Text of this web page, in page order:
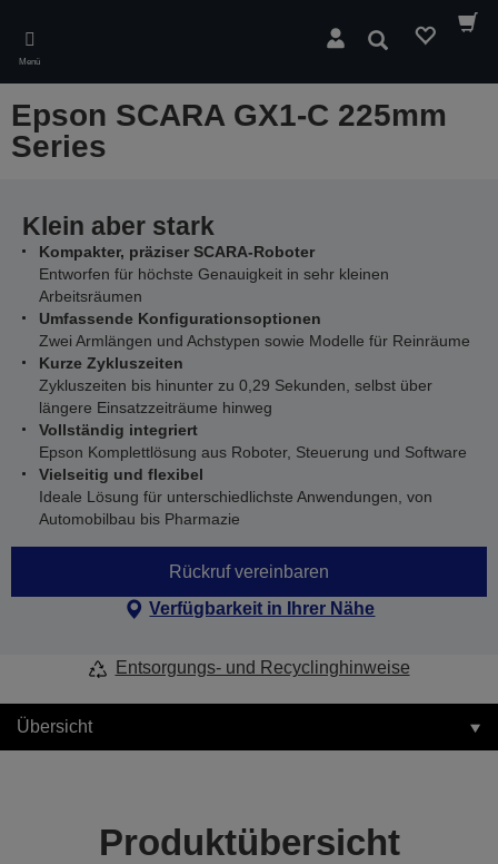
main
content
Menü
Suchen
Epson SCARA GX1-C 225mm
Series
Klein aber stark
Kompakter, präziser SCARA-Roboter
Entworfen für höchste Genauigkeit in sehr kleinen
Arbeitsräumen
Umfassende Konfigurationsoptionen
Zwei Armlängen und Achstypen sowie Modelle für Reinräume
Kurze Zykluszeiten
Zykluszeiten bis hinunter zu 0,29 Sekunden, selbst über
längere Einsatzzeiträume hinweg
Vollständig integriert
Epson Komplettlösung aus Roboter, Steuerung und Software
Vielseitig und flexibel
Ideale Lösung für unterschiedlichste Anwendungen, von
Automobilbau bis Pharmazie
Rückruf vereinbaren
Verfügbarkeit in Ihrer Nähe
Entsorgungs- und Recyclinghinweise
Übersicht
Produktübersicht